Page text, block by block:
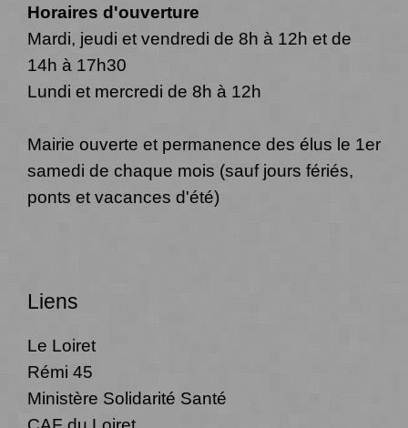
Horaires d'ouverture
Mardi, jeudi et vendredi de 8h à 12h et de
14h à 17h30
Lundi et mercredi de 8h à 12h
Mairie ouverte et permanence des élus le 1er
samedi de chaque mois (sauf jours fériés,
ponts et vacances d'été)
Liens
Le Loiret
Rémi 45
Ministère Solidarité Santé
CAF du Loiret